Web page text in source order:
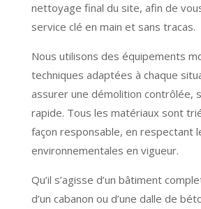
nettoyage final du site, afin de
service clé en main et sans tracas.
Nous utilisons des équipements
techniques adaptées à chaque
assurer une démolition contrôlée,
rapide. Tous les matériaux sont
façon responsable, en respectant
environnementales en vigueur.
Qu’il s’agisse d’un bâtiment
d’un cabanon ou d’une dalle de